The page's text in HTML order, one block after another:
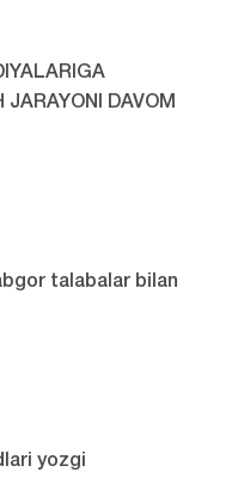
DAVOM
talabalar bilan
yozgi